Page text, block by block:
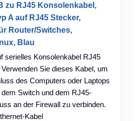
zu RJ45 Konsolenkabel,
A auf RJ45 Stecker,
Router/Switches,
Blau
serielles Konsolenkabel RJ45
Sie dieses Kabel, um
des Computers oder Laptops
Switch und dem RJ45-
an der Firewall zu verbinden.
Kabel